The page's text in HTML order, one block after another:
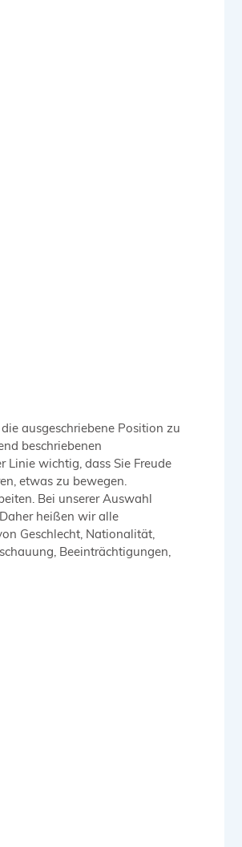
ausgeschriebene Position zu
beschriebenen
Linie wichtig, dass Sie Freude
etwas zu bewegen.
Bei unserer Auswahl
heißen wir alle
Geschlecht, Nationalität,
Beeinträchtigungen,